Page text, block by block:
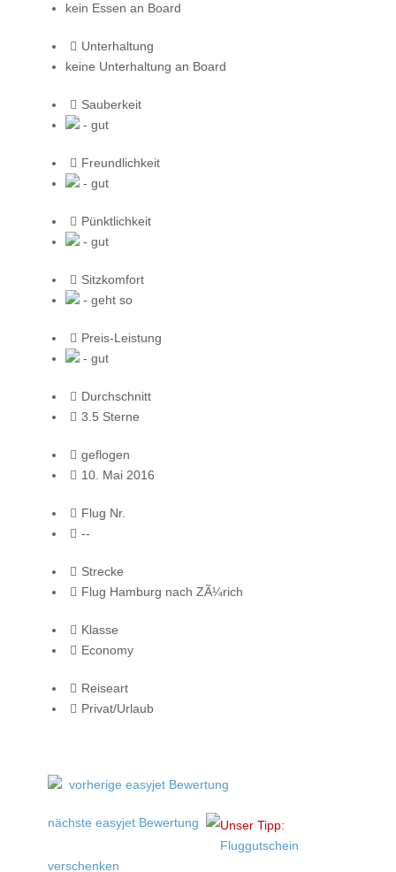
kein Essen an Board
Unterhaltung
keine Unterhaltung an Board
Sauberkeit
- gut
Freundlichkeit
- gut
Pünktlichkeit
- gut
Sitzkomfort
- geht so
Preis-Leistung
- gut
Durchschnitt
3.5 Sterne
geflogen
10. Mai 2016
Flug Nr.
--
Strecke
Flug Hamburg nach ZÃ¼rich
Klasse
Economy
Reiseart
Privat/Urlaub
vorherige easyjet Bewertung
nächste easyjet Bewertung
Unser Tipp:
Fluggutschein
verschenken